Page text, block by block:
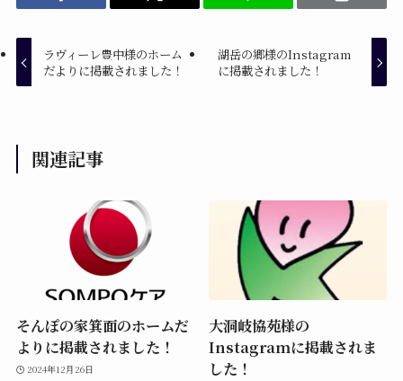
ラヴィーレ豊中様のホーム
だよりに掲載されました！
湖岳の郷様のInstagram
に掲載されました！
関連記事
そんぽの家箕面のホームだ
よりに掲載されました！
2024年12月26日
大洞岐協苑様の
Instagramに掲載されま
した！